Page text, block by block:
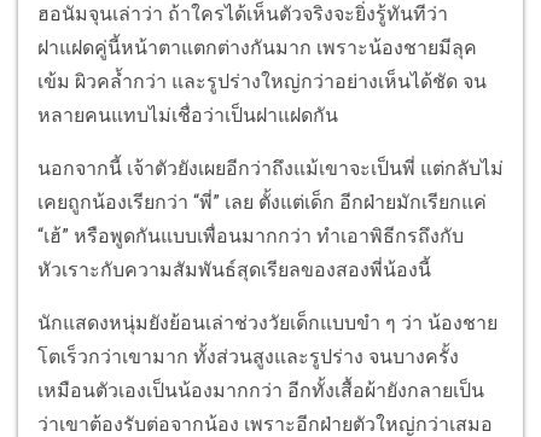
ฮอนัมจุนเล่าว่า ถ้าใครได้เห็นตัวจริงจะยิ่งรู้ทันทีว่า
ฝาแฝดคู่นี้หน้าตาแตกต่างกันมาก เพราะน้องชายมีลุค
เข้ม ผิวคล้ำกว่า และรูปร่างใหญ่กว่าอย่างเห็นได้ชัด จน
หลายคนแทบไม่เชื่อว่าเป็นฝาแฝดกัน
นอกจากนี้ เจ้าตัวยังเผยอีกว่าถึงแม้เขาจะเป็นพี่ แต่กลับไม่
เคยถูกน้องเรียกว่า “พี่” เลย ตั้งแต่เด็ก อีกฝ่ายมักเรียกแค่
“เฮ้” หรือพูดกันแบบเพื่อนมากกว่า ทำเอาพิธีกรถึงกับ
หัวเราะกับความสัมพันธ์สุดเรียลของสองพี่น้องนี้
นักแสดงหนุ่มยังย้อนเล่าช่วงวัยเด็กแบบขำ ๆ ว่า น้องชาย
โตเร็วกว่าเขามาก ทั้งส่วนสูงและรูปร่าง จนบางครั้ง
เหมือนตัวเองเป็นน้องมากกว่า อีกทั้งเสื้อผ้ายังกลายเป็น
ว่าเขาต้องรับต่อจากน้อง เพราะอีกฝ่ายตัวใหญ่กว่าเสมอ